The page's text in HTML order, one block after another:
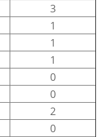
3
1
1
1
0
0
2
0